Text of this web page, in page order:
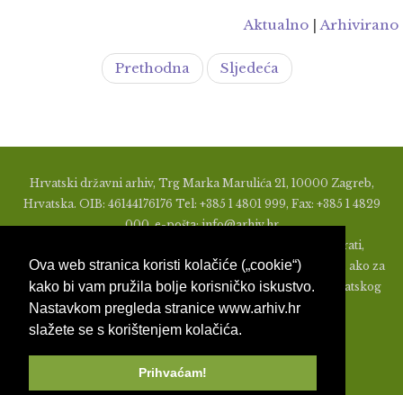
Ova web stranica koristi kolačiće („cookie“)
kako bi vam pružila bolje korisničko iskustvo.
Nastavkom pregleda stranice www.arhiv.hr
slažete se s korištenjem kolačića.
Prihvaćam!
Aktualno |Arhivirano
Prethodna Sljedeća
Hrvatski državni arhiv, Trg Marka Marulića 21, 10000 Zagreb,
Hrvatska. OIB: 46144176176 Tel: +385 1 4801 999, Fax: +385 1 4829
000, e-pošta: info@arhiv.hr
Zabranjeno je u bilo kojem obliku objavljivati, distribuirati,
mijenjati ili na ikoji način koristiti materijale s ovih stranica, ako za
to nije prethodno izdato pismeno odobrenje od strane Hrvatskog
državnog arhiva.